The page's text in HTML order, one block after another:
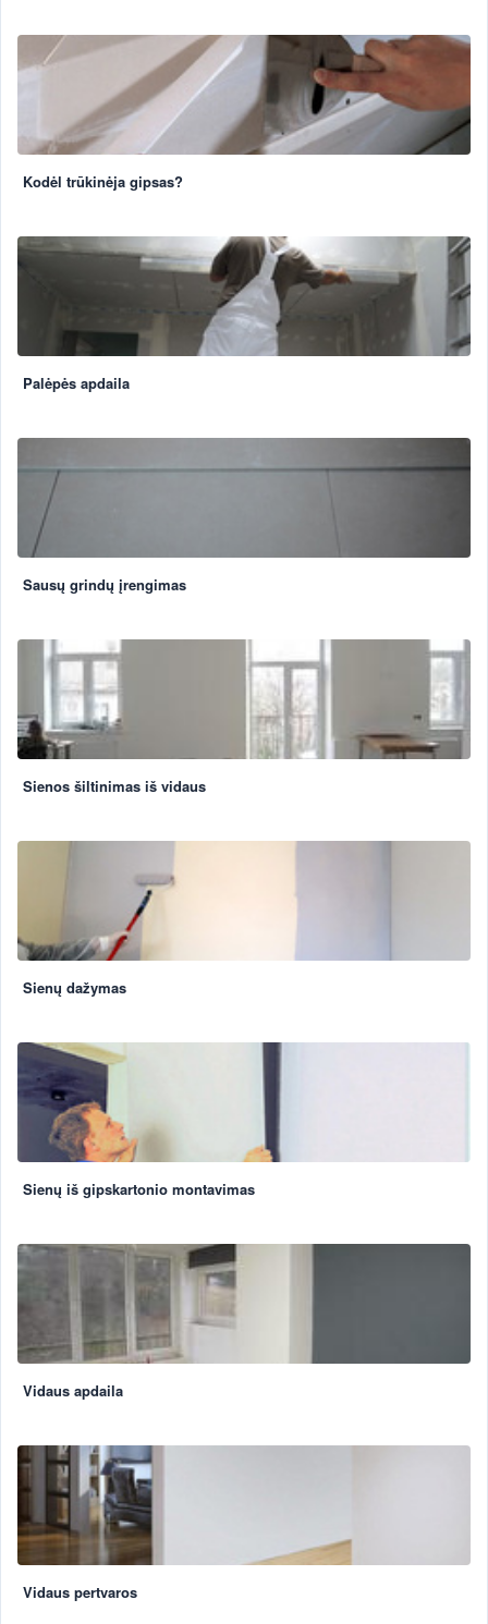
Kodėl trūkinėja gipsas?
Palėpės apdaila
Sausų grindų įrengimas
Sienos šiltinimas iš vidaus
Sienų dažymas
Sienų iš gipskartonio montavimas
Vidaus apdaila
Vidaus pertvaros